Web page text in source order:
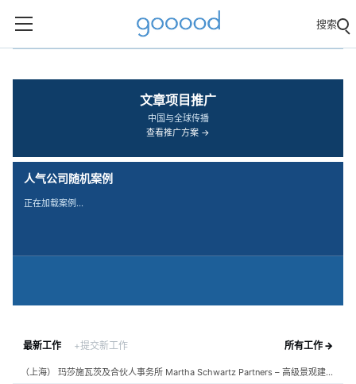
搜索
文章项目推广
中国与全球传播
查看推广方案 →
人气公司随机案例
正在加载案例…
最新工作 +提交新工作 所有工作 →
（上海） 玛莎施瓦茨及合伙人事务所 Martha Schwartz Partners – 高级景观建筑师 Senior Landscape Designer / 景观建筑师 Landscape Designer